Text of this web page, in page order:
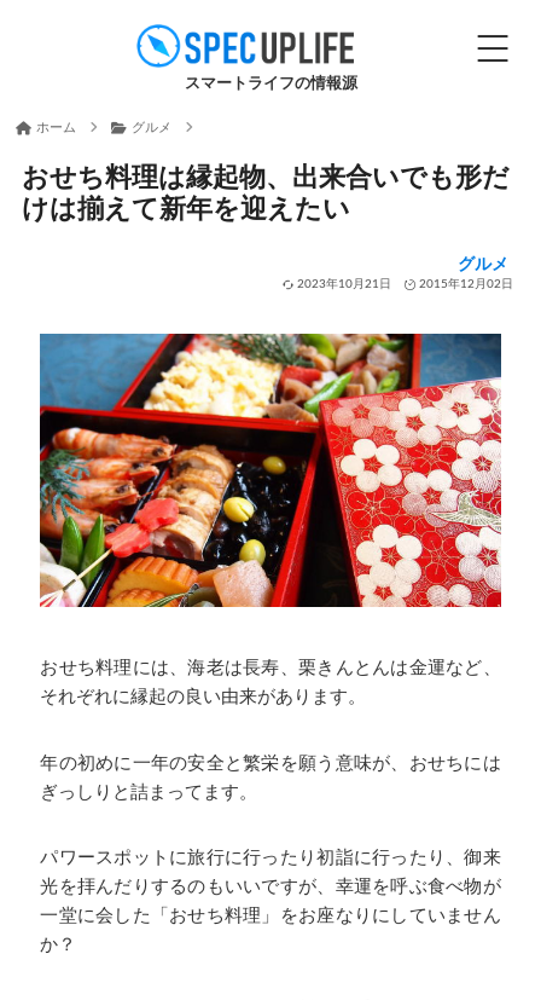
スマートライフの情報源
ホーム グルメ
おせち料理は縁起物、出来合いでも形だ
けは揃えて新年を迎えたい
グルメ
2023年10月21日 2015年12月02日
おせち料理には、海老は長寿、栗きんとんは金運など、
それぞれに縁起の良い由来があります。
年の初めに一年の安全と繁栄を願う意味が、おせちには
ぎっしりと詰まってます。
パワースポットに旅行に行ったり初詣に行ったり、御来
光を拝んだりするのもいいですが、幸運を呼ぶ食べ物が
一堂に会した「おせち料理」をお座なりにしていません
か？